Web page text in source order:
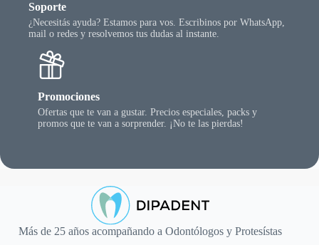
Soporte
¿Necesitás ayuda? Estamos para vos. Escribinos por WhatsApp,
mail o redes y resolvemos tus dudas al instante.
Promociones
Ofertas que te van a gustar. Precios especiales, packs y
promos que te van a sorprender. ¡No te las pierdas!
Más de 25 años acompañando a Odontólogos y Protesístas